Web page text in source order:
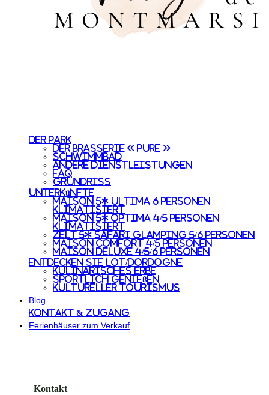
Der Park
Der Brasserie « Pure »
Schwimmbad
Andere Dienstleistungen
FAQ
Grundriss
Unterkünfte
Maison 5* Ultima 6 Personen
Klimatisiert
Maison 5* Optima 4/5 Personen
Klimatisiert
Zelt 5* Safari Glamping 5/6 Personen
Maison Comfort 4/5 Personen
Maison Deluxe 4/5/6 Personen
Entdecken Sie Lot/Dordogne
Kulinarisches Erbe
Sportlich genießen
Kultureller Tourismus
Blog
Kontakt & Zugang
Ferienhäuser zum Verkauf
Kontakt